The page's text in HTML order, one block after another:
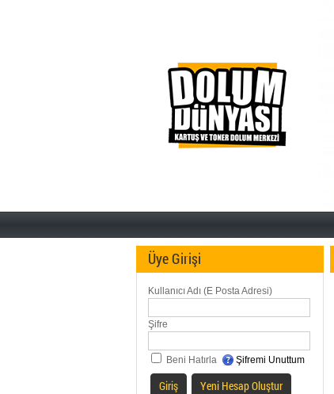
Üye Girişi
Kullanıcı Adı (E Posta Adresi)
Şifre
Beni Hatırla Şifremi Unuttum
Giriş Yeni Hesap Oluştur